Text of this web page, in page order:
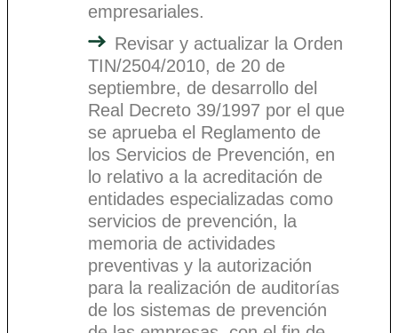
empresariales.
Revisar y actualizar la Orden
TIN/2504/2010, de 20 de
septiembre, de desarrollo del
Real Decreto 39/1997 por el que
se aprueba el Reglamento de
los Servicios de Prevención, en
lo relativo a la acreditación de
entidades especializadas como
servicios de prevención, la
memoria de actividades
preventivas y la autorización
para la realización de auditorías
de los sistemas de prevención